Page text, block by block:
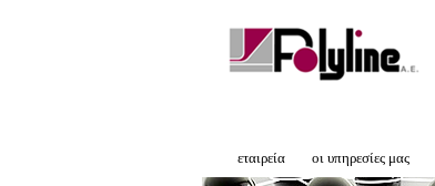
εταιρεία οι υπηρεσίες μας